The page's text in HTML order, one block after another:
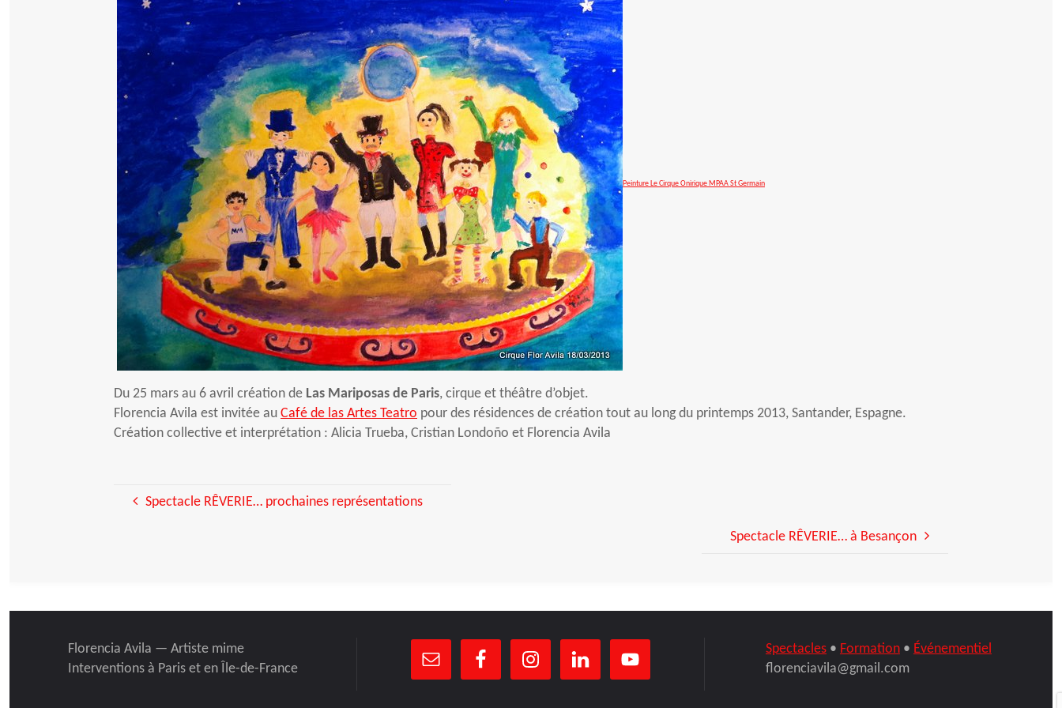
Peinture Le Cirque Onirique MPAA St Germain
Du 25 mars au 6 avril création de Las Mariposas de Paris, cirque et théâtre d’objet.
Florencia Avila est invitée au Café de las Artes Teatro pour des résidences de création tout au long du printemps 2013, Santander, Espagne.
Création collective et interprétation : Alicia Trueba, Cristian Londoño et Florencia Avila
Spectacle RÊVERIE… prochaines représentations
Spectacle RÊVERIE… à Besançon
Florencia Avila — Artiste mime
Interventions à Paris et en Île-de-France
Spectacles• Formation• Événementiel
florenciavila@gmail.com